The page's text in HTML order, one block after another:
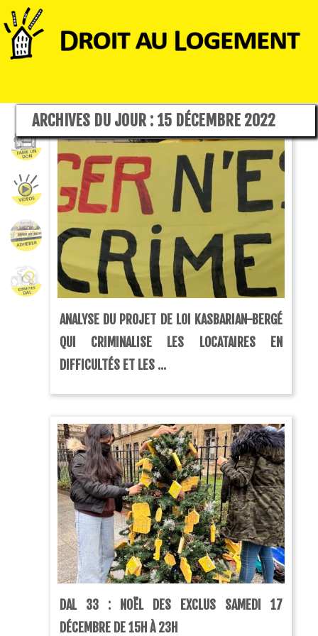
ARCHIVES DU JOUR :15 DÉCEMBRE 2022
ANALYSE DU PROJET DE LOI KASBARIAN-BERGÉ
QUI CRIMINALISE LES LOCATAIRES EN
DIFFICULTÉS ET LES ...
DAL 33 : NOËL DES EXCLUS SAMEDI 17
DÉCEMBRE DE 15H À 23H